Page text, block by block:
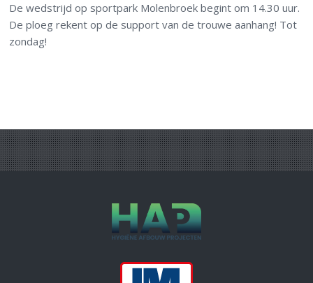
De wedstrijd op sportpark Molenbroek begint om 14.30 uur.
De ploeg rekent op de support van de trouwe aanhang! Tot
zondag!